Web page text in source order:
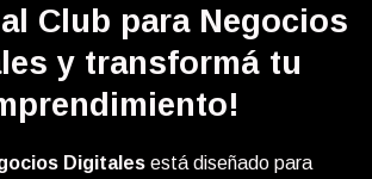
al Club para Negocios
y transformá tu
Digitales está diseñado para